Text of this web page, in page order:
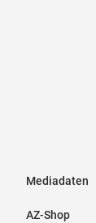
Mediadaten
AZ-Shop